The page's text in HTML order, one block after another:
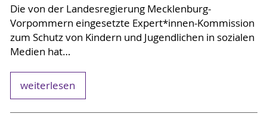
Die von der Landesregierung Mecklenburg-
Vorpommern eingesetzte Expert*innen-Kommission
zum Schutz von Kindern und Jugendlichen in sozialen
Medien hat…
weiterlesen